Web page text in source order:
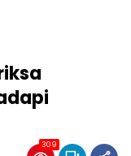
309